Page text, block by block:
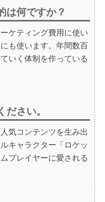
は何ですか？
ケティング費用に使い
も使います。年間数百
いく体制を作っている
ださい。
気コンテンツを生み出
キャラクター「ロケッ
プレイヤーに愛される